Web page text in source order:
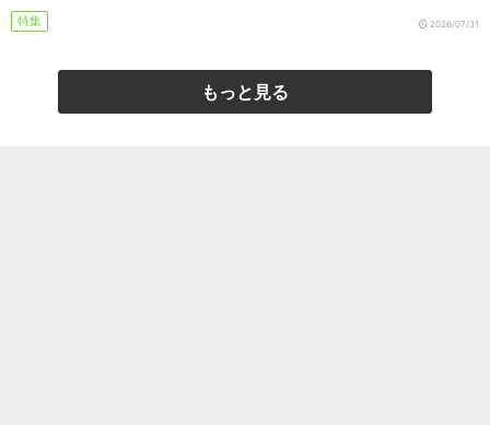
特集 2026/07/31
もっと見る